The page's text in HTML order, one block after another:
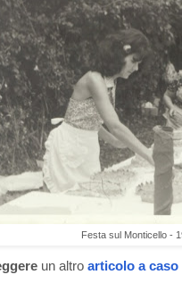
Festa sul Monticello -
un altro articolo a caso